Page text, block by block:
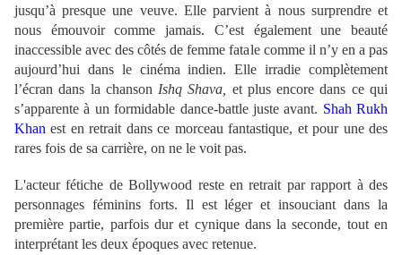
jusqu’à presque une veuve. Elle parvient à nous surprendre et
nous émouvoir comme jamais. C’est également une beauté
inaccessible avec des côtés de femme fatale comme il n’y en a pas
aujourd’hui dans le cinéma indien. Elle irradie complètement
l’écran dans la chanson Ishq Shava,
et plus encore dans ce qui
s’apparente à un formidable dance-battle juste avant. Shah Rukh
Khan est en retrait dans ce morceau fantastique, et pour une des
rares fois de sa carrière, on ne le voit pas.
L'acteur fétiche de Bollywood reste en retrait par rapport à des
personnages féminins forts. Il est léger et insouciant dans la
première partie, parfois dur et cynique dans la seconde, tout en
interprétant les deux époques avec retenue.